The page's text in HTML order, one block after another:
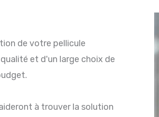
de votre pellicule
et d'un large choix de
à trouver la solution